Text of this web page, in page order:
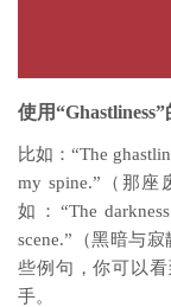
使用
比如：“The
my spine.”（那
如：“The
scene.”（黑暗与
些例句，你可以看
手。